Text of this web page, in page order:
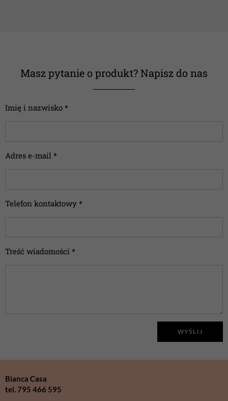
Masz pytanie o produkt? Napisz do nas
Imię i nazwisko *
Adres e-mail *
Telefon kontaktowy *
Treść wiadomości *
WYŚLIJ
Bianca Casa
tel. 795 466 595